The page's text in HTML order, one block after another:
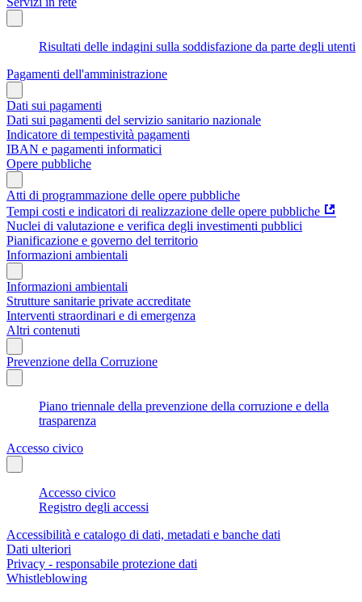
Risultati delle indagini sulla soddisfazione da parte degli utenti
Pagamenti dell'amministrazione
Dati sui pagamenti
Dati sui pagamenti del servizio sanitario nazionale
Indicatore di tempestività pagamenti
IBAN e pagamenti informatici
Opere pubbliche
Atti di programmazione delle opere pubbliche
Tempi costi e indicatori di realizzazione delle opere pubbliche
Nuclei di valutazione e verifica degli investimenti pubblici
Pianificazione e governo del territorio
Informazioni ambientali
Informazioni ambientali
Strutture sanitarie private accreditate
Interventi straordinari e di emergenza
Altri contenuti
Prevenzione della Corruzione
Piano triennale della prevenzione della corruzione e della
trasparenza
Accesso civico
Accesso civico
Registro degli accessi
Accessibilità e catalogo di dati, metadati e banche dati
Dati ulteriori
Privacy - responsabile protezione dati
Whistleblowing